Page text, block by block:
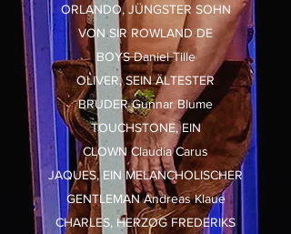
ORLANDO, JÜNGSTER SOHN
VON SIR ROWLAND DE
BOYS Daniel Tille
OLIVER, SEIN ÄLTESTER
BRUDER Gunnar Blume
TOUCHSTONE, EIN
CLOWN Claudia Carus
JAQUES, EIN MELANCHOLISCHER
GENTLEMAN Andreas Klaue
CHARLES, HERZOG FREDERIKS